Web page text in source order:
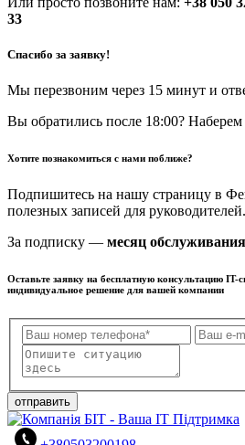
33
Спасибо за заявку!
Мы перезвоним через 15 минут и
Вы обратились после 18:00? Наберем
Хотите познакомиться с нами поближе?
Подпишитесь на нашу страницу в
полезных записей для руководителей.
За подписку — месяц
Оставьте заявку на бесплатную консультацию
индивидуальное решение для вашей компании
отправить